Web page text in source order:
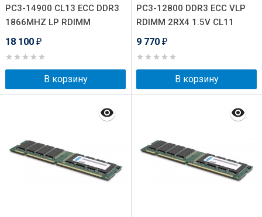
PC3-14900 CL13 ECC DDR3
1866MHZ LP RDIMM
18 100 ₽
В корзину
PC3-12800 DDR3 ECC VLP
RDIMM 2RX4 1.5V CL11
9 770 ₽
В корзину